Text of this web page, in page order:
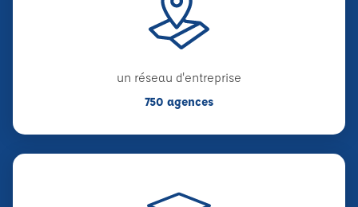
un réseau d'entreprise
750 agences